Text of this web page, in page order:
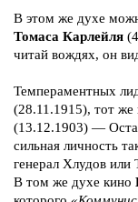
В этом же духе
Томаса Карлейля
читай вождях, он
Темпераментных
(28.11.1915), тот же
(13.12.1903) —
сильная личность
генерал Хлудов
В том же духе кино